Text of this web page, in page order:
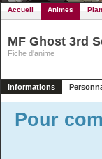
Accueil Animes
MF Ghost 3rd
Fiche d'anime
Informations
Pour